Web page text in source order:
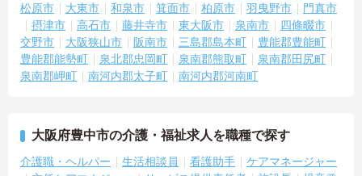
松原市
大東市 和泉市 箕面市 柏原市 羽曳野市
門真市
摂津市
高石市 藤井寺市 東大阪市 泉南市
四條畷市
交野市
大阪狭山市 阪南市 三島郡島本町
豊能郡豊能町
豊能郡能勢町
泉北郡忠岡町 泉南郡熊取町
泉南郡田尻町
泉南郡岬町
南河内郡太子町 南河内郡河南町
大阪府豊中市の介護・福祉求人を職種で探す
介護職・ヘルパー 生活相談員 看護助手
ケアマネージャー